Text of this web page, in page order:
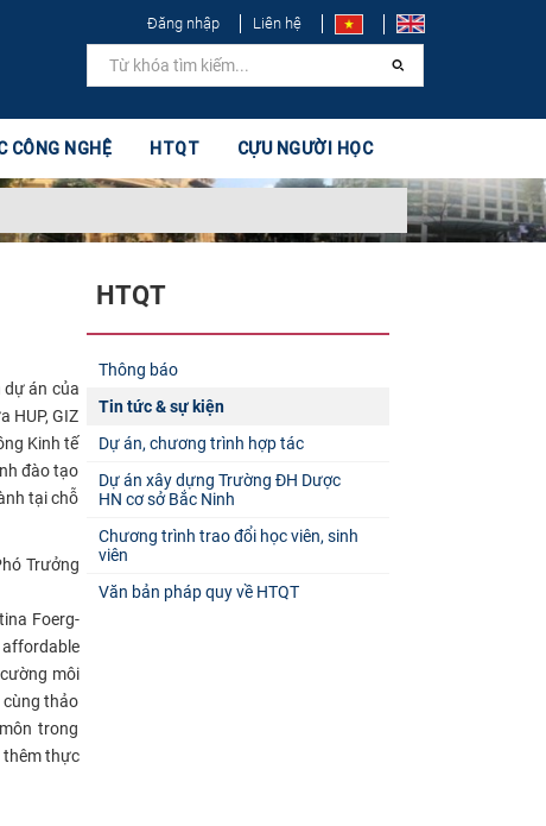
Đăng nhập Liên hệ
CÔNG NGHỆ HTQT CỰU NGƯỜI HỌC
dự án của
HUP, GIZ
Kinh tế
đào tạo
tại chỗ
Trưởng
Foerg-
affordable
môi
cùng thảo
trong
thêm thực
HTQT
Thông báo
Tin tức & sự kiện
Dự án, chương trình hợp tác
Dự án xây dựng Trường ĐH Dược
HN cơ sở Bắc Ninh
Chương trình trao đổi học viên, sinh
viên
Văn bản pháp quy về HTQT